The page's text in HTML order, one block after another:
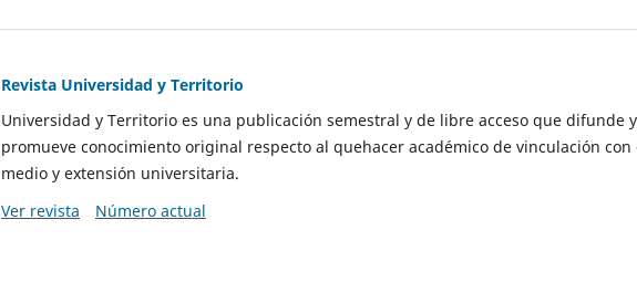
Revista Universidad y Territorio
Universidad y Territorio es una publicación semestral y de libre acceso que difunde y
promueve conocimiento original respecto al quehacer académico de vinculación con
medio y extensión universitaria.
Ver revista
Número actual